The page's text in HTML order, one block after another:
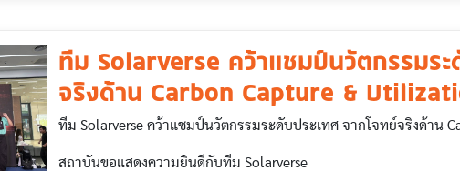
ทีม Solarverse คว้าแชมป์นวัตกรรมระ
จริงด้าน Carbon Capture &
ทีม Solarverse คว้าแชมป์นวัตกรรมระดับประเทศ จากโจทย์จริงด้าน
สถาบันขอแสดงความยินดีกับทีม Solarverse